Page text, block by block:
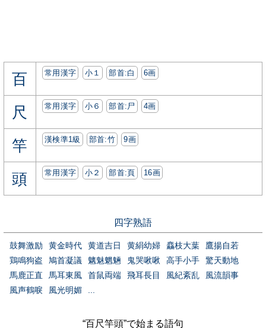
百 常用漢字 小１ 部首:⽩ 6画
尺 常用漢字 小６ 部首:⼫ 4画
竿 漢検準1級 部首:⽵ 9画
頭 常用漢字 小２ 部首:⾴ 16画
四字熟語
鼓舞激励 黄金時代 黄道吉日 黄絹幼婦 麤枝大葉
鷹揚自若
鶏鳴狗盗
鳩首凝議 魑魅魍魎 鬼哭啾啾 高手小手
驚天動地
馬鹿正直
馬耳東風 首鼠両端 飛耳長目 風紀紊乱
風流韻事
風声鶴唳
風光明媚
“百尺竿頭”で始まる語句